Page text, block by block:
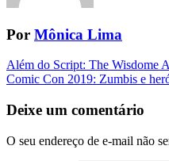
Por Mônica Lima
Navegação
da
Postagem
Além do Script: The Wisdome
Comic Con 2019: Zumbis e
Deixe um comentário
O seu endereço de e-mail não